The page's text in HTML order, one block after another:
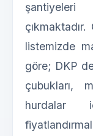
şantiyeleri
çıkmaktadır.
listemizde
göre; DKP
çubukları,
hurdalar